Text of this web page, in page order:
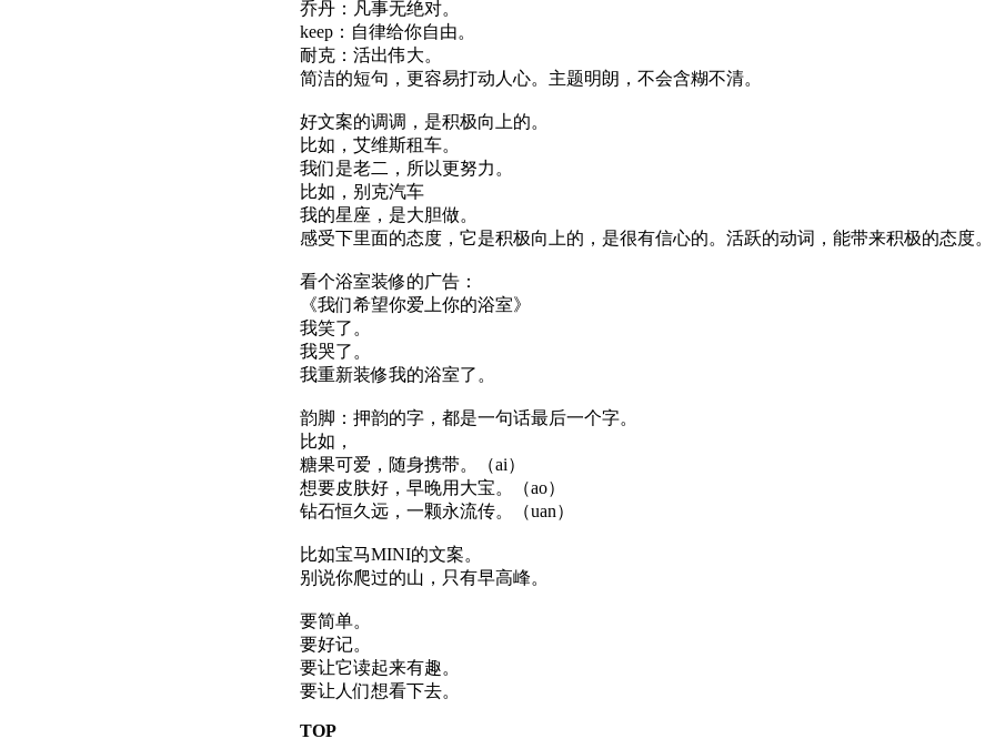
乔丹：凡事无绝对。
keep：自律给你自由。
耐克：活出伟大。
简洁的短句，更容易打动人心。主题明朗，不会含糊不清。
好文案的调调，是积极向上的。
比如，艾维斯租车。
我们是老二，所以更努力。
比如，别克汽车
我的星座，是大胆做。
感受下里面的态度，它是积极向上的，是很有信心的。活跃的动词，能带来积极的态度。
看个浴室装修的广告：
《我们希望你爱上你的浴室》
我笑了。
我哭了。
我重新装修我的浴室了。
韵脚：押韵的字，都是一句话最后一个字。
比如，
糖果可爱，随身携带。（ai）
想要皮肤好，早晚用大宝。（ao）
钻石恒久远，一颗永流传。（uan）
比如宝马MINI的文案。
别说你爬过的山，只有早高峰。
要简单。
要好记。
要让它读起来有趣。
要让人们想看下去。
TOP